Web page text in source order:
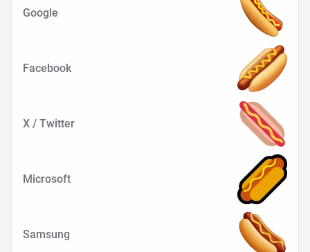
Google
Facebook
X / Twitter
Microsoft
Samsung